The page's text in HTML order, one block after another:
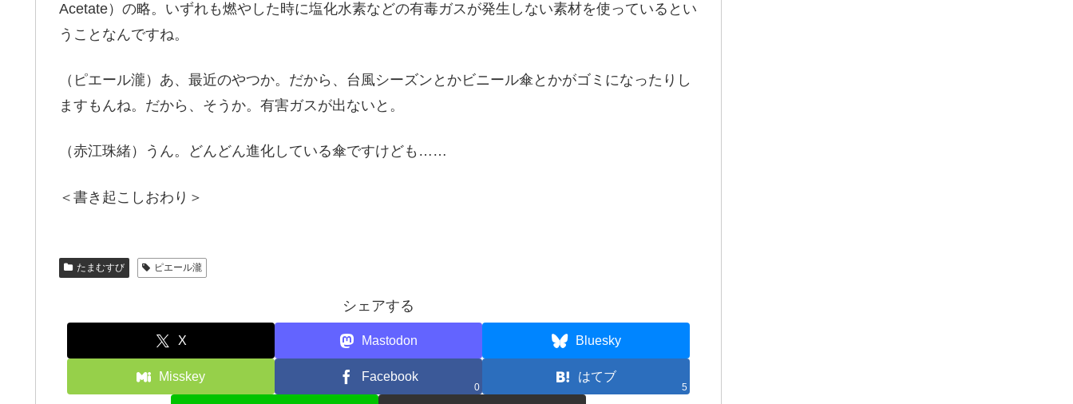
Acetate）の略。いずれも燃やした時に塩化水素などの有毒ガスが発生しない素材を使っているとい
うことなんですね。
（ピエール瀧）あ、最近のやつか。だから、台風シーズンとかビニール傘とかがゴミになったりし
ますもんね。だから、そうか。有害ガスが出ないと。
（赤江珠緒）うん。どんどん進化している傘ですけども……
＜書き起こしおわり＞
たまむすび ピエール瀧
シェアする
X Mastodon Bluesky
Misskey Facebook
0
はてブ
5